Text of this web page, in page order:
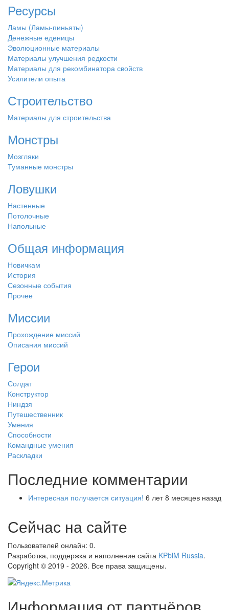
Ресурсы
Ламы (Ламы-пиньяты)
Денежные еденицы
Эволюционные материалы
Материалы улучшения редкости
Материалы для рекомбинатора свойств
Усилители опыта
Строительство
Материалы для строительства
Монстры
Мозгляки
Туманные монстры
Ловушки
Настенные
Потолочные
Напольные
Общая информация
Новичкам
История
Сезонные события
Прочее
Миссии
Прохождение миссий
Описания миссий
Герои
Солдат
Конструктор
Ниндзя
Путешественник
Умения
Способности
Командные умения
Раскладки
Последние комментарии
Интересная получается ситуация! 6 лет 8 месяцев назад
Сейчас на сайте
Пользователей онлайн: 0.
Разработка, поддержка и наполнение сайта KPblM Russia.
Copyright © 2019 - 2026. Все права защищены.